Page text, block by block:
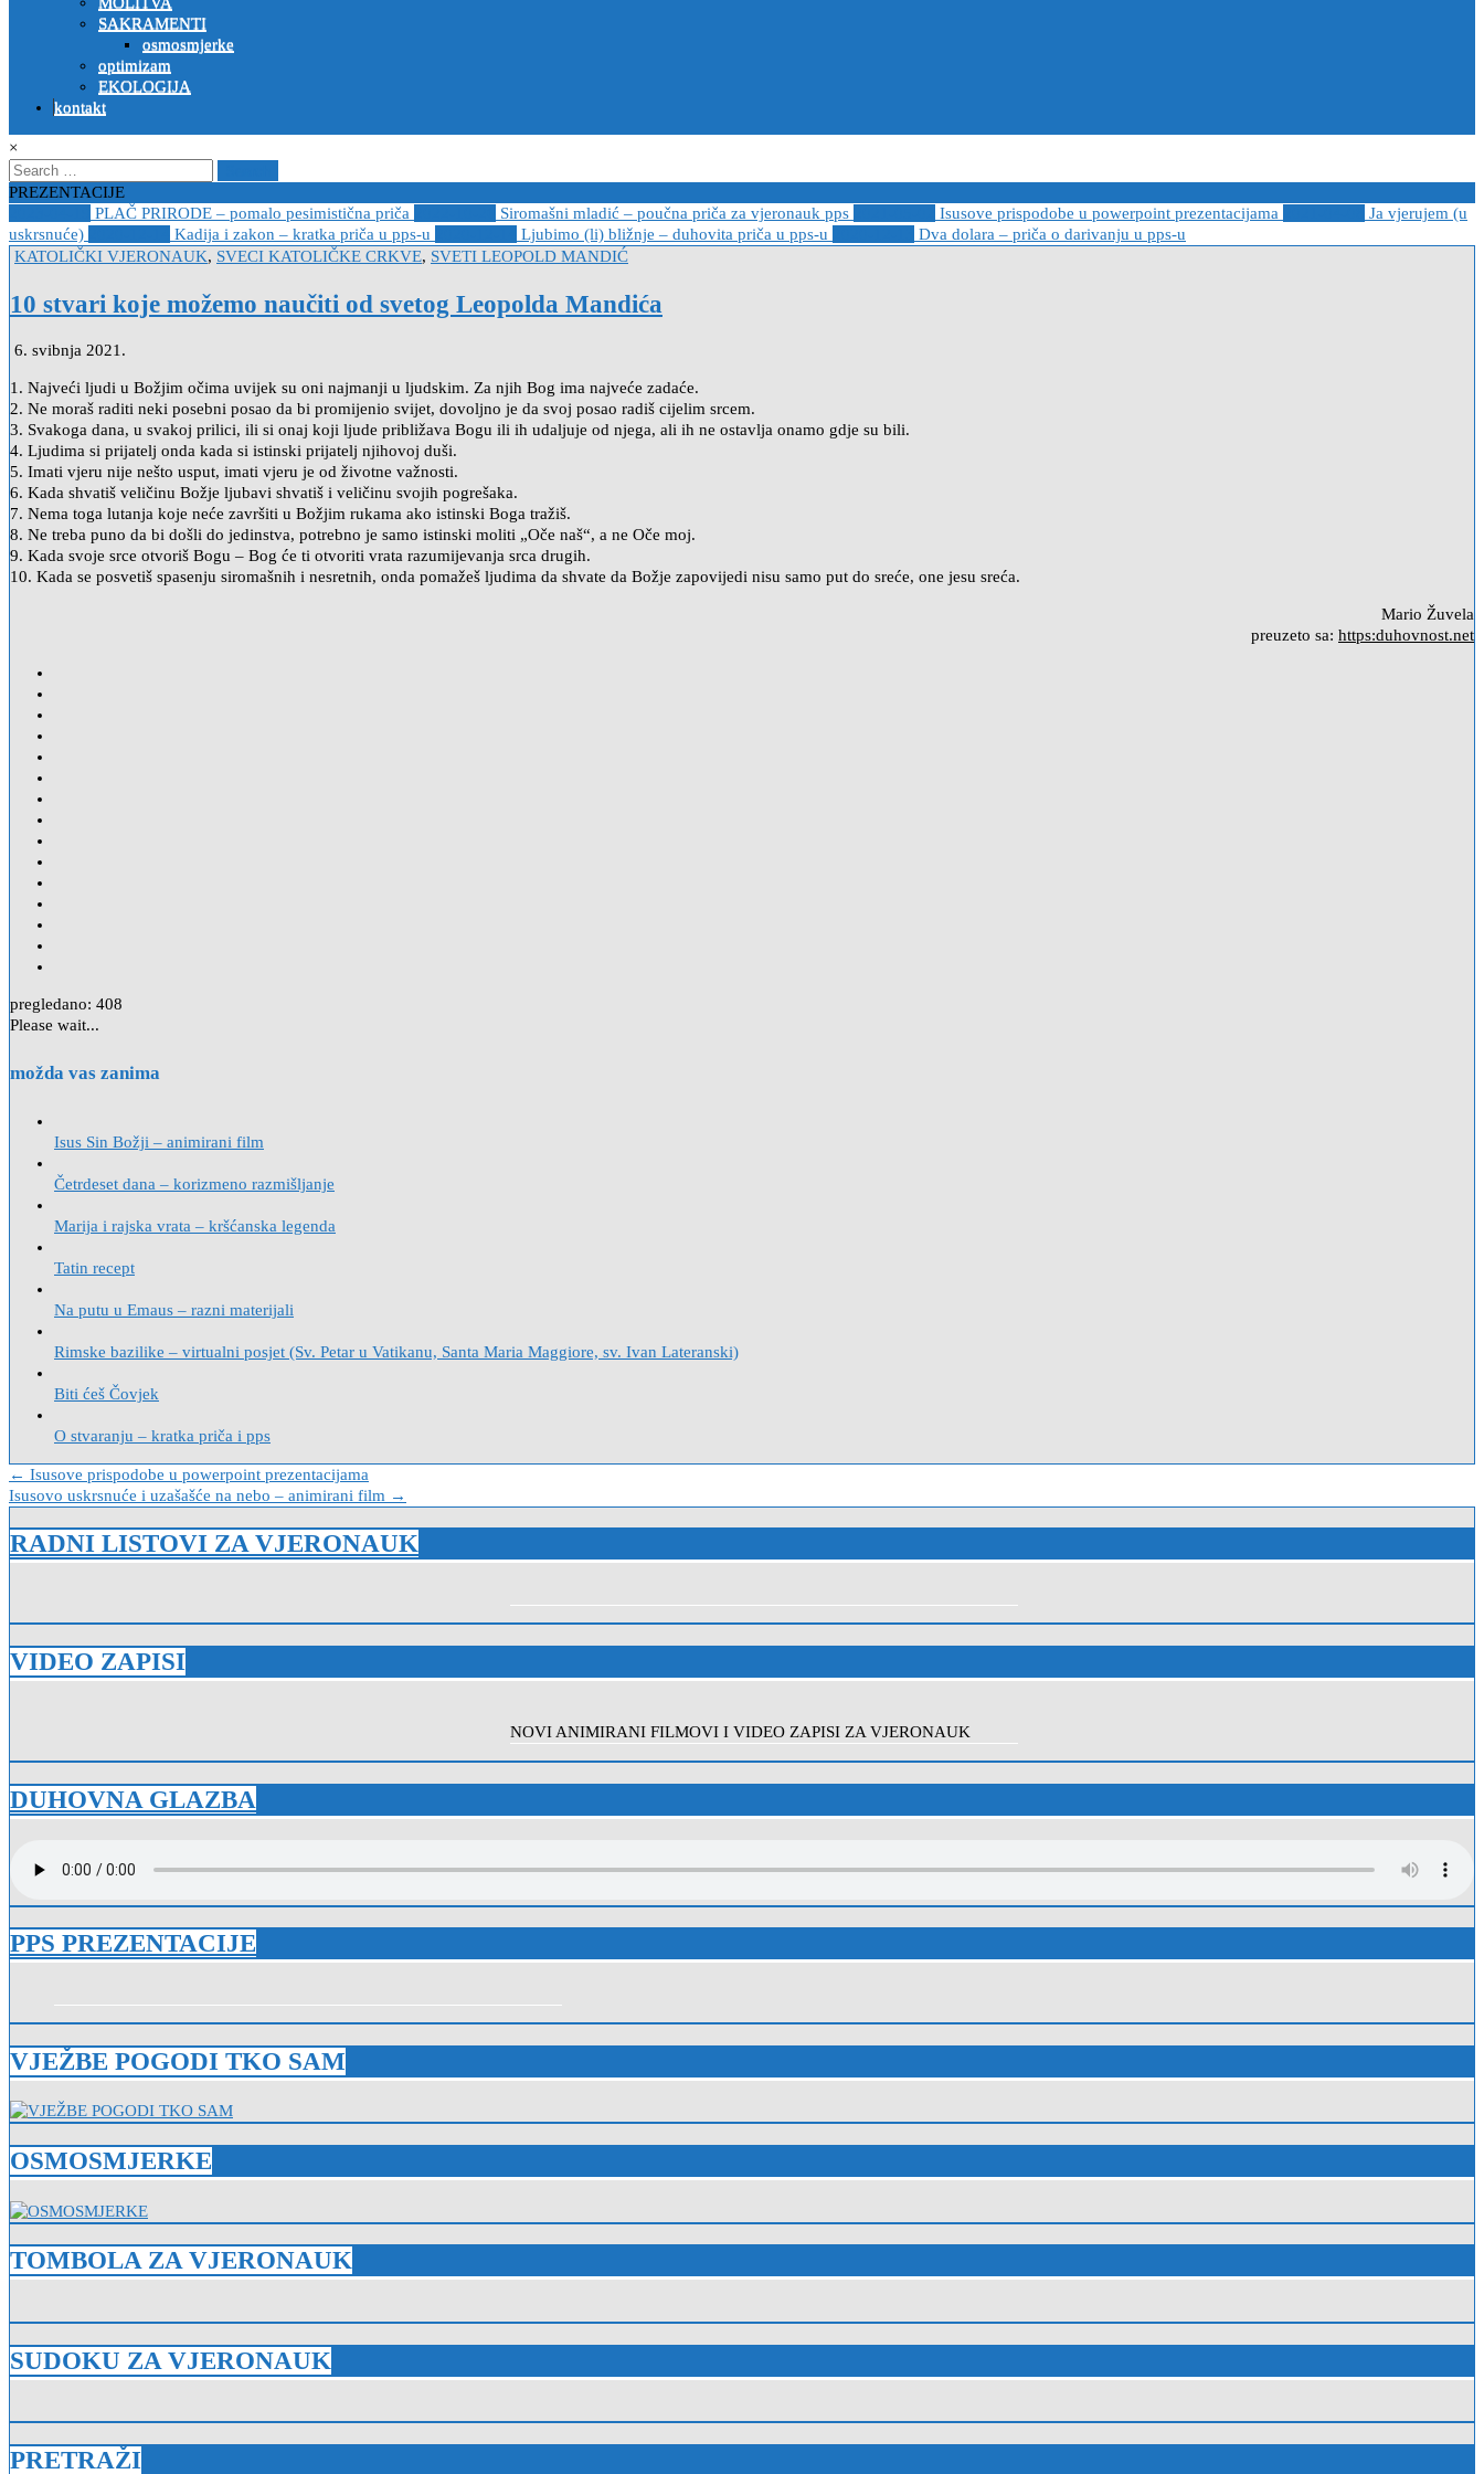
SAKRAMENTI
osmosmjerke
optimizam
EKOLOGIJA
kontakt
×
Search
for:
PREZENTACIJE
PLAČ PRIRODE – pomalo pesimistična priča Siromašni mladić – poučna priča za vjeronauk pps Isusove prispodobe u powerpoint prezentacijama
Ja vjerujem (u
uskrsnuće)
Kadija i zakon – kratka priča u pps-u Ljubimo (li) bližnje – duhovita priča u pps-u
Dva dolara – priča o darivanju u pps-u
Posted
KATOLIČKI VJERONAUK, SVECI KATOLIČKE CRKVE, SVETI LEOPOLD MANDIĆ
10 stvari koje možemo naučiti od svetog Leopolda Mandića
6. svibnja 2021.
1. Najveći ljudi u Božjim očima uvijek su oni najmanji u ljudskim. Za njih Bog ima najveće zadaće.
2. Ne moraš raditi neki posebni posao da bi promijenio svijet, dovoljno je da svoj posao radiš cijelim srcem.
3. Svakoga dana, u svakoj prilici, ili si onaj koji ljude približava Bogu ili ih udaljuje od njega, ali ih ne ostavlja onamo gdje su bili.
4. Ljudima si prijatelj onda kada si istinski prijatelj njihovoj duši.
5. Imati vjeru nije nešto usput, imati vjeru je od životne važnosti.
6. Kada shvatiš veličinu Božje ljubavi shvatiš i veličinu svojih pogrešaka.
7. Nema toga lutanja koje neće završiti u Božjim rukama ako istinski Boga tražiš.
8. Ne treba puno da bi došli do jedinstva, potrebno je samo istinski moliti „Oče naš“, a ne Oče moj.
9. Kada svoje srce otvoriš Bogu – Bog će ti otvoriti vrata razumijevanja srca drugih.
10. Kada se posvetiš spasenju siromašnih i nesretnih, onda pomažeš ljudima da shvate da Božje zapovijedi nisu samo put do sreće, one jesu sreća.
Mario Žuvela
preuzeto sa: https:duhovnost.net
pregledano: 408
Please wait...
možda vas zanima
Isus Sin Božji – animirani film
Četrdeset dana – korizmeno razmišljanje
Marija i rajska vrata – kršćanska legenda
Tatin recept
Na putu u Emaus – razni materijali
Rimske bazilike – virtualni posjet (Sv. Petar u Vatikanu, Santa Maria Maggiore, sv. Ivan Lateranski)
Biti ćeš Čovjek
O stvaranju – kratka priča i pps
Navigacija
objava
← Isusove prispodobe u powerpoint prezentacijama
Isusovo uskrsnuće i uzašašće na nebo – animirani film →
RADNI LISTOVI ZA VJERONAUK
VIDEO ZAPISI
NOVI ANIMIRANI FILMOVI I VIDEO ZAPISI ZA VJERONAUK
DUHOVNA GLAZBA
PPS PREZENTACIJE
VJEŽBE POGODI TKO SAM
OSMOSMJERKE
TOMBOLA ZA VJERONAUK
SUDOKU ZA VJERONAUK
PRETRAŽI